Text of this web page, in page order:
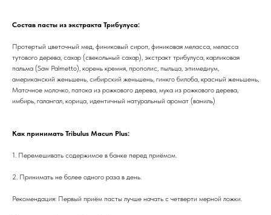
Состав пасты из экстракта Трибулуса:
Протертый цветочный мед, финиковый сироп, финиковая меласса, меласса
тутового дерева, сахар (свекольный сахар), экстракт трибулуса, карликовая
пальма (Saw Palmetto), корень кремня, прополис, пыльца, эпимедиум,
американский женьшень, сибирский женьшень, гинкго билоба, красный женьшень,
Маточное молочко, патока из рожкового дерева, мука из рожкового дерева,
имбирь, галангал, корица, идентичный натуральный аромат (ваниль)
Как принимать Tribulus Macun Plus:
1. Перемешивать содержимое в банке перед приёмом.
2. Принимать не более одного раза в день.
Рекомендация: Первый приём пасты лучше начать с четверти мерной ложки.